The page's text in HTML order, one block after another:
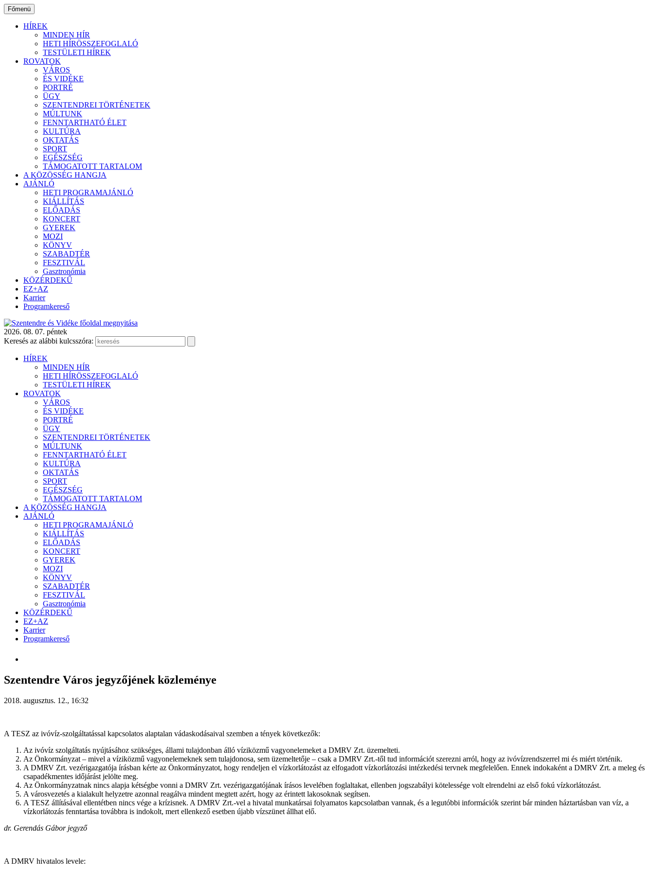
Ugrás
a
tartalomhoz
Főmenü
HÍREK
MINDEN HÍR
HETI HÍRÖSSZEFOGLALÓ
TESTÜLETI HÍREK
ROVATOK
VÁROS
ÉS VIDÉKE
PORTRÉ
ÜGY
SZENTENDREI TÖRTÉNETEK
MÚLTUNK
FENNTARTHATÓ ÉLET
KULTÚRA
OKTATÁS
SPORT
EGÉSZSÉG
TÁMOGATOTT TARTALOM
A KÖZÖSSÉG HANGJA
AJÁNLÓ
HETI PROGRAMAJÁNLÓ
KIÁLLÍTÁS
ELŐADÁS
KONCERT
GYEREK
MOZI
KÖNYV
SZABADTÉR
FESZTIVÁL
Gasztronómia
KÖZÉRDEKŰ
EZ+AZ
Karrier
Programkereső
2026. 08. 07. péntek
Keresés az alábbi kulcsszóra:
HÍREK
MINDEN HÍR
HETI HÍRÖSSZEFOGLALÓ
TESTÜLETI HÍREK
ROVATOK
VÁROS
ÉS VIDÉKE
PORTRÉ
ÜGY
SZENTENDREI TÖRTÉNETEK
MÚLTUNK
FENNTARTHATÓ ÉLET
KULTÚRA
OKTATÁS
SPORT
EGÉSZSÉG
TÁMOGATOTT TARTALOM
A KÖZÖSSÉG HANGJA
AJÁNLÓ
HETI PROGRAMAJÁNLÓ
KIÁLLÍTÁS
ELŐADÁS
KONCERT
GYEREK
MOZI
KÖNYV
SZABADTÉR
FESZTIVÁL
Gasztronómia
KÖZÉRDEKŰ
EZ+AZ
Karrier
Programkereső
Szentendre Város jegyzőjének közleménye
2018. augusztus. 12., 16:32
A TESZ az ivóvíz-szolgáltatással kapcsolatos alaptalan vádaskodásaival szemben a tények következők:
Az ivóvíz szolgáltatás nyújtásához szükséges, állami tulajdonban álló víziközmű vagyonelemeket a DMRV Zrt. üzemelteti.
Az Önkormányzat – mivel a víziközmű vagyonelemeknek sem tulajdonosa, sem üzemeltetője – csak a DMRV Zrt.-től tud információt szerezni arról, hogy az ivóvízrendszerrel mi és miért történik.
A DMRV Zrt. vezérigazgatója írásban kérte az Önkormányzatot, hogy rendeljen el vízkorlátozást az elfogadott vízkorlátozási intézkedési tervnek megfelelően. Ennek indokaként a DMRV Zrt. a meleg és
csapadékmentes időjárást jelölte meg.
Az Önkormányzatnak nincs alapja kétségbe vonni a DMRV Zrt. vezérigazgatójának írásos levelében foglaltakat, ellenben jogszabályi kötelessége volt elrendelni az első fokú vízkorlátozást.
A városvezetés a kialakult helyzetre azonnal reagálva mindent megtett azért, hogy az érintett lakosoknak segítsen.
A TESZ állításával ellentétben nincs vége a krízisnek. A DMRV Zrt.-vel a hivatal munkatársai folyamatos kapcsolatban vannak, és a legutóbbi információk szerint bár minden háztartásban van víz, a
vízkorlátozás fenntartása továbbra is indokolt, mert ellenkező esetben újabb vízszünet állhat elő.
dr. Gerendás Gábor jegyző
A DMRV hivatalos levele: